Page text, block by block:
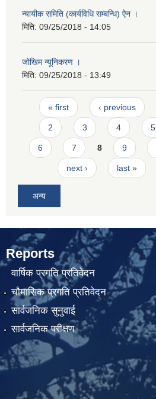
न्यायीक समिति (कार्यविधि सम्बन्धि) ऐन ।
मिति: 09/25/2018 - 14:05
जोखिम न्यूनिकरण ।
मिति: 09/25/2018 - 13:49
Pages
« first ‹ previous
2 3 4 5
6 7 8 9
next › last »
अन्य
Reports
वार्षिक प्रगति प्रतिवेदन
चौमासिक प्रगति प्रतिवेदन
सार्वजनिक सुनुवाई
सार्वजनिक परीक्षण